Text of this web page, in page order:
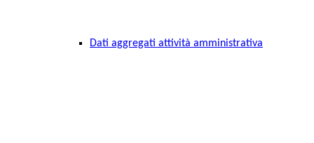
Dati aggregati attività amministrativa